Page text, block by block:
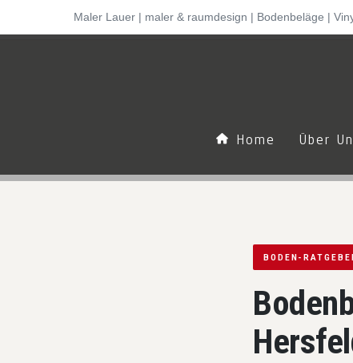
Maler Lauer | maler & raumdesign | Bodenbeläge |
Home Über
Startseite › Ratgeber › Boden-Ratgeber
BODEN-